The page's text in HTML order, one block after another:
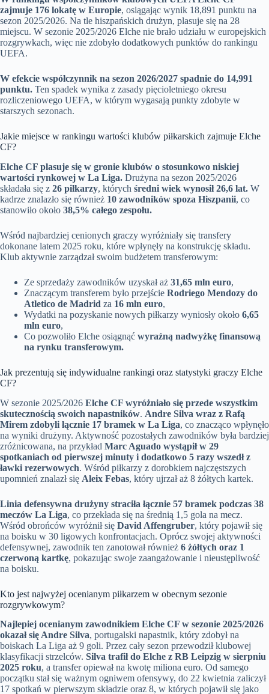
zajmuje 176 lokatę w Europie, osiągając wynik 18,891 punktu na
sezon 2025/2026. Na tle hiszpańskich drużyn, plasuje się na 28
miejscu. W sezonie 2025/2026 Elche nie brało udziału w europejskich
rozgrywkach, więc nie zdobyło dodatkowych punktów do rankingu
UEFA.
W efekcie współczynnik na sezon 2026/2027 spadnie do 14,991
punktu. Ten spadek wynika z zasady pięcioletniego okresu
rozliczeniowego UEFA, w którym wygasają punkty zdobyte w
starszych sezonach.
Jakie miejsce w rankingu wartości klubów piłkarskich zajmuje Elche
CF?
Elche CF plasuje się w gronie klubów o stosunkowo niskiej
wartości rynkowej w La Liga. Drużyna na sezon 2025/2026
składała się z 26 piłkarzy, których średni wiek wynosił 26,6 lat. W
kadrze znalazło się również 10 zawodników spoza Hiszpanii, co
stanowiło około 38,5% całego zespołu.
Wśród najbardziej cenionych graczy wyróżniały się transfery
dokonane latem 2025 roku, które wpłynęły na konstrukcję składu.
Klub aktywnie zarządzał swoim budżetem transferowym:
Ze sprzedaży zawodników uzyskał aż 31,65 mln euro,
Znaczącym transferem było przejście Rodriego Mendozy do
Atletico de Madrid za 16 mln euro,
Wydatki na pozyskanie nowych piłkarzy wyniosły około 6,65
mln euro,
Co pozwoliło Elche osiągnąć wyraźną nadwyżkę finansową
na rynku transferowym.
Jak prezentują się indywidualne rankingi oraz statystyki graczy Elche
CF?
W sezonie 2025/2026 Elche CF wyróżniało się przede wszystkim
skutecznością swoich napastników. Andre Silva wraz z Rafą
Mirem zdobyli łącznie 17 bramek w La Liga, co znacząco wpłynęło
na wyniki drużyny. Aktywność pozostałych zawodników była bardziej
zróżnicowana, na przykład Marc Aguado wystąpił w 29
spotkaniach od pierwszej minuty i dodatkowo 5 razy wszedł z
ławki rezerwowych. Wśród piłkarzy z dorobkiem najczęstszych
upomnień znalazł się Aleix Febas, który ujrzał aż 8 żółtych kartek.
Linia defensywna drużyny straciła łącznie 57 bramek podczas 38
meczów La Liga, co przekłada się na średnią 1,5 gola na mecz.
Wśród obrońców wyróżnił się David Affengruber, który pojawił się
na boisku w 30 ligowych konfrontacjach. Oprócz swojej aktywności
defensywnej, zawodnik ten zanotował również 6 żółtych oraz 1
czerwoną kartkę, pokazując swoje zaangażowanie i nieustępliwość
na boisku.
Kto jest najwyżej ocenianym piłkarzem w obecnym sezonie
rozgrywkowym?
Najlepiej ocenianym zawodnikiem Elche CF w sezonie 2025/2026
okazał się Andre Silva, portugalski napastnik, który zdobył na
boiskach La Liga aż 9 goli. Przez cały sezon przewodził klubowej
klasyfikacji strzelców. Silva trafił do Elche z RB Leipzig w sierpniu
2025 roku, a transfer opiewał na kwotę miliona euro. Od samego
początku stał się ważnym ogniwem ofensywy, do 22 kwietnia zaliczył
17 spotkań w pierwszym składzie oraz 8, w których pojawił się jako